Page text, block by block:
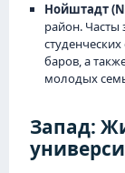
Нойштадт
район. Часты
баров, а
молодых
Запад: